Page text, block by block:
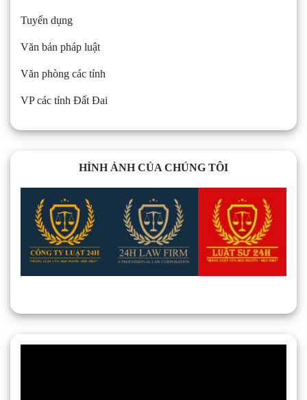
Tuyển dụng
Văn bản pháp luật
Văn phòng các tỉnh
VP các tỉnh Đất Đai
HÌNH ẢNH CỦA CHÚNG TÔI